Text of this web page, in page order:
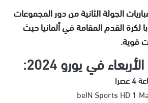
الجولة الثانية من دور المجموعات
لكرة القدم المقامة في ألمانيا حيث
قوية.
في يورو 2024:
عصرا